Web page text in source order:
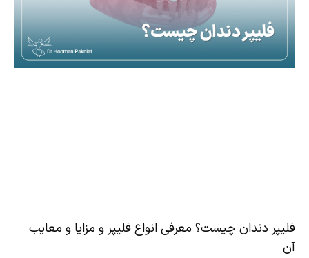
فلیپر دندان چیست؟ معرفی انواع فلیپر و مزایا و معایب
آن